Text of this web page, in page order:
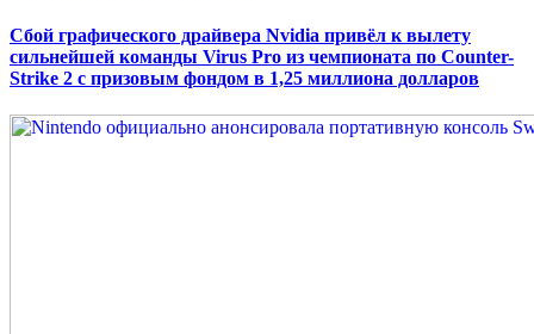
Сбой графического драйвера Nvidia привёл к вылету
сильнейшей команды Virus Pro из чемпионата по Counter-
Strike 2 с призовым фондом в 1,25 миллиона долларов